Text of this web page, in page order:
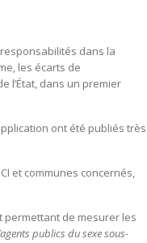
dans la
les écarts de
l’État, dans un premier
ont été publiés très
et communes concernés,
permettant de mesurer les
publics du sexe sous-